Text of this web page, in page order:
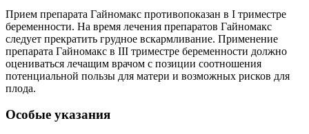
Прием препарата Гайномакс противопоказан в I триместре
беременности. На время лечения препаратов Гайномакс
следует прекратить грудное вскармливание. Применение
препарата Гайномакс в III триместре беременности должно
оцениваться лечащим врачом с позиции соотношения
потенциальной пользы для матери и возможных рисков для
плода.
Особые указания